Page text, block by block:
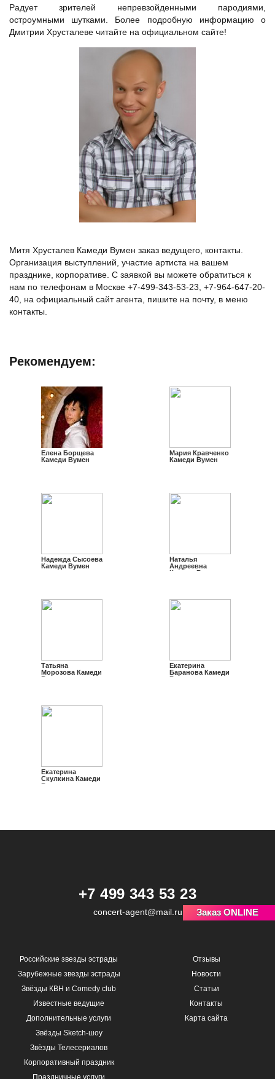
Радует зрителей непревзойденными пародиями,
остроумными шутками. Более подробную информацию о
Дмитрии Хрусталеве читайте на официальном сайте!
Заказ ONLINE
Митя Хрусталев Камеди Вумен заказ ведущего, контакты.
Организация выступлений, участие артиста на вашем
празднике, корпоративе. С заявкой вы можете обратиться к
нам по телефонам в Москве +7-499-343-53-23, +7-964-647-20-
40, на официальный сайт агента, пишите на почту, в меню
контакты.
Рекомендуем:
Елена Борщева
Камеди Вумен
Мария Кравченко
Камеди Вумен
Надежда Сысоева
Камеди Вумен
Наталья
Андреевна
Камеди Вумен
Татьяна
Морозова Камеди
Вумен
Екатерина
Баранова Камеди
Вумен
Екатерина
Скулкина Камеди
Вумен
+7 499 343 53 23
concert-agent@mail.ru
Российские звезды эстрады
Зарубежные звезды эстрады
Звёзды КВН и Comedy club
Известные ведущие
Дополнительные услуги
Звёзды Sketch-шоу
Звёзды Телесериалов
Корпоративный праздник
Праздничные услуги
Отзывы
Новости
Статьи
Контакты
Карта сайта